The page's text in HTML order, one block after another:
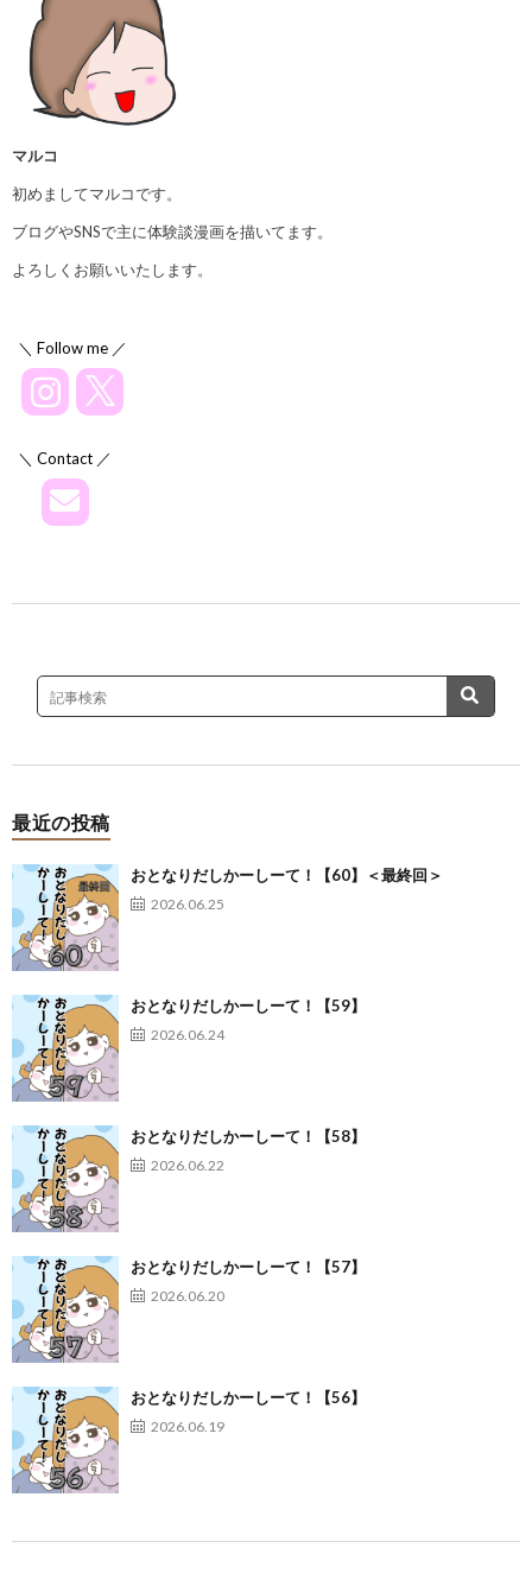
マルコ
初めましてマルコです。
ブログやSNSで主に体験談漫画を描いてます。
よろしくお願いいたします。
＼ Follow me ／
＼ Contact ／
最近の投稿
おとなりだしかーしーて！【60】＜最終回＞
2026.06.25
おとなりだしかーしーて！【59】
2026.06.24
おとなりだしかーしーて！【58】
2026.06.22
おとなりだしかーしーて！【57】
2026.06.20
おとなりだしかーしーて！【56】
2026.06.19